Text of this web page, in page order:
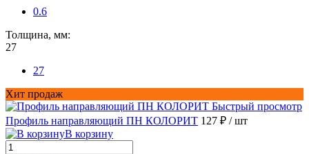
0.6
Толщина, мм:
27
27
Хит продаж
Быстрый просмотр
Профиль направляющий ПН КОЛОРИТ 127 ₽ / шт
В корзину